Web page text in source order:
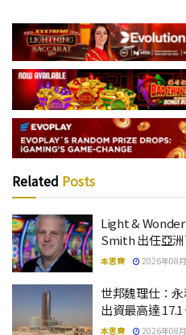
Related Posts
Light &
Smith 出任亞
本思齊 2026年08
世邦魏理仕：
出資最高達
本思齊 2026年08